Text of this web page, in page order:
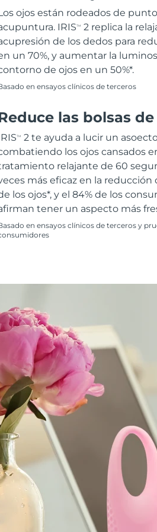
ojos están rodeados de
IRISTM
2 replica la
de los dedos para
un 70%, y aumentar la
de ojos en un 50%*.
en ensayos clínicos de terceros
las bolsas
TM
2 te ayuda a lucir un
los ojos cansados
relajante de 60
más eficaz en la reducción
los ojos*, y el 84% de los
tener un aspecto más
en ensayos clínicos de terceros y